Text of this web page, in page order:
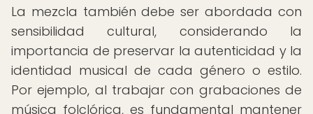
La mezcla también debe ser abordada con
sensibilidad cultural, considerando la
importancia de preservar la autenticidad y la
identidad musical de cada género o estilo.
Por ejemplo, al trabajar con grabaciones de
música folclórica, es fundamental mantener